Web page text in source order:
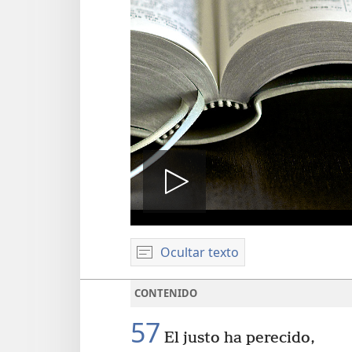
video
Ocultar texto
CONTENIDO
57 El justo ha perecido,